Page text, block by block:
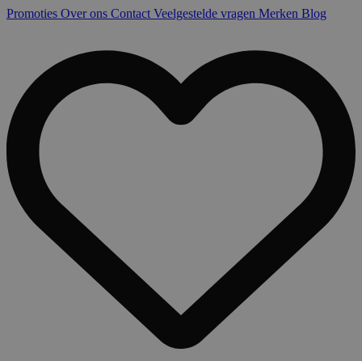
Promoties Over ons Contact Veelgestelde vragen Merken Blog